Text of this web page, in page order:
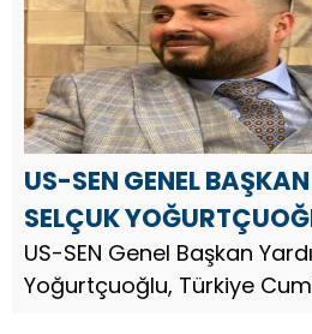
US-SEN GENEL
SELÇUK
KASIM ATATÜRK’Ü
MESAJI
US-SEN Genel Başkan
Yoğurtçuoğlu, Türkiye